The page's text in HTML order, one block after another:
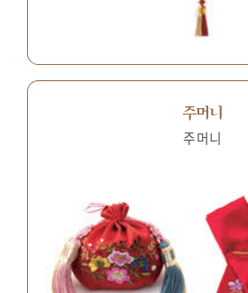
주머니
주머니